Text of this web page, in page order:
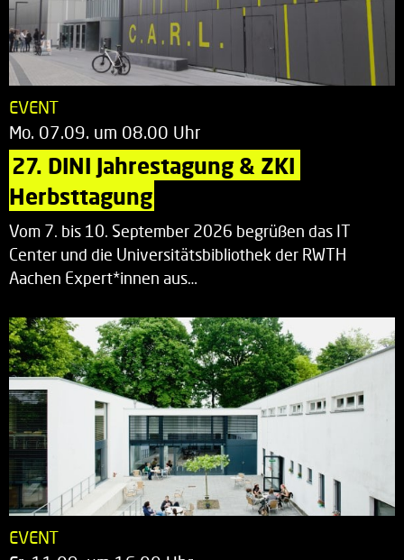
EVENT
Mo. 07.09. um 08.00 Uhr
27. DINI Jahrestagung & ZKI
Herbsttagung
Vom 7. bis 10. September 2026 begrüßen das IT
Center und die Universitätsbibliothek der RWTH
Aachen Expert*innen aus…
EVENT